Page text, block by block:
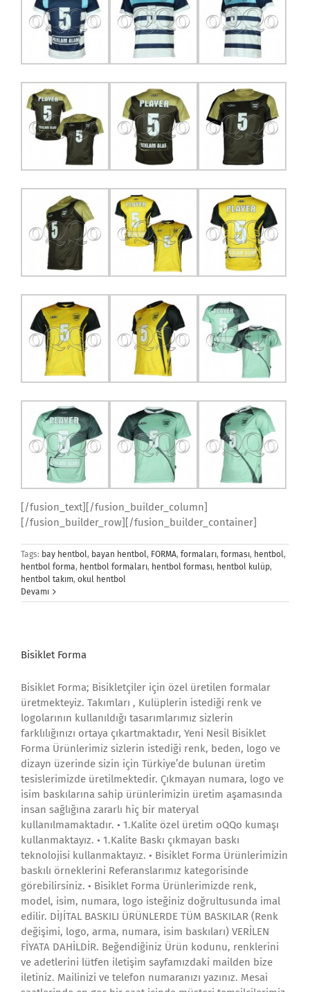
[/fusion_text][/fusion_builder_column]
[/fusion_builder_row][/fusion_builder_container]
Tags: bay hentbol, bayan hentbol, FORMA, formaları, forması, hentbol,
hentbol forma, hentbol formaları, hentbol forması, hentbol kulüp,
hentbol takım, okul hentbol
Devamı
Bisiklet Forma
Bisiklet Forma; Bisikletçiler için özel üretilen formalar
üretmekteyiz. Takımları , Kulüplerin istediği renk ve
logolarının kullanıldığı tasarımlarımız sizlerin
farklılığınızı ortaya çıkartmaktadır, Yeni Nesil Bisiklet
Forma Ürünlerimiz sizlerin istediği renk, beden, logo ve
dizayn üzerinde sizin için Türkiye’de bulunan üretim
tesislerimizde üretilmektedir. Çıkmayan numara, logo ve
isim baskılarına sahip ürünlerimizin üretim aşamasında
insan sağlığına zararlı hiç bir materyal
kullanılmamaktadır. • 1.Kalite özel üretim oQQo kumaşı
kullanmaktayız. • 1.Kalite Baskı çıkmayan baskı
teknolojisi kullanmaktayız. • Bisiklet Forma Ürünlerimizin
baskılı örneklerini Referanslarımız kategorisinde
görebilirsiniz. • Bisiklet Forma Ürünlerimizde renk,
model, isim, numara, logo isteğiniz doğrultusunda imal
edilir. DİJİTAL BASKILI ÜRÜNLERDE TÜM BASKILAR (Renk
değişimi, logo, arma, numara, isim baskıları) VERİLEN
FİYATA DAHİLDİR. Beğendiğiniz Ürün kodunu, renklerini
ve adetlerini lütfen iletişim sayfamızdaki mailden bize
iletiniz. Mailinizi ve telefon numaranızı yazınız. Mesai